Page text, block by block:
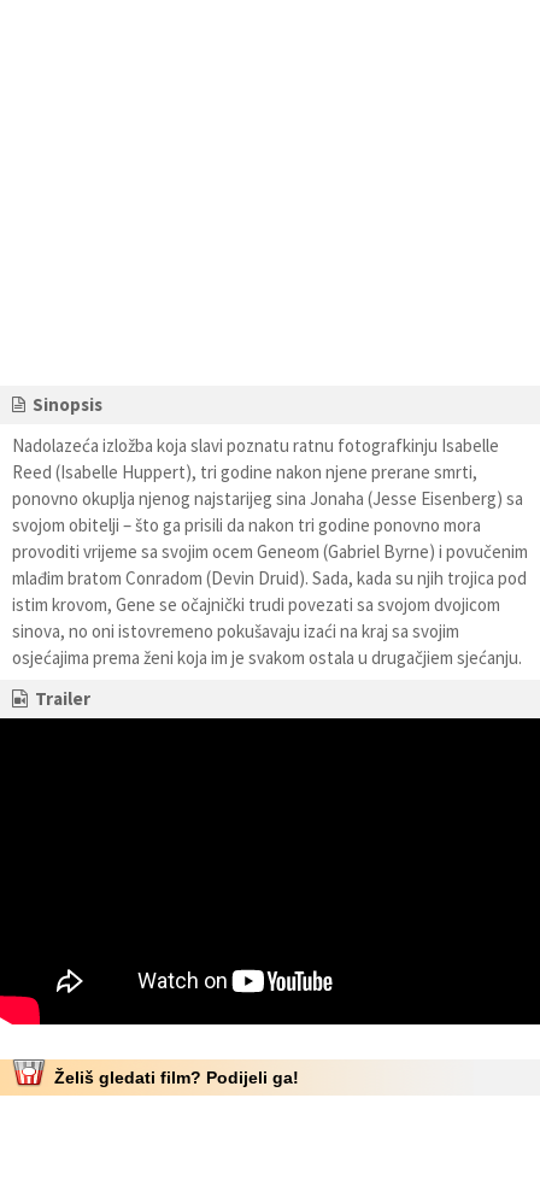
Sinopsis
Nadolazeća izložba koja slavi poznatu ratnu fotografkinju Isabelle
Reed (Isabelle Huppert), tri godine nakon njene prerane smrti,
ponovno okuplja njenog najstarijeg sina Jonaha (Jesse Eisenberg) sa
svojom obitelji – što ga prisili da nakon tri godine ponovno mora
provoditi vrijeme sa svojim ocem Geneom (Gabriel Byrne) i povučenim
mlađim bratom Conradom (Devin Druid). Sada, kada su njih trojica pod
istim krovom, Gene se očajnički trudi povezati sa svojom dvojicom
sinova, no oni istovremeno pokušavaju izaći na kraj sa svojim
osjećajima prema ženi koja im je svakom ostala u drugačjiem sjećanju.
Trailer
Želiš gledati film? Podijeli ga!